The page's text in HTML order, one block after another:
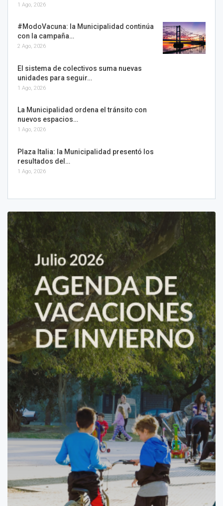
1 Ago, 2026
#ModoVacuna: la Municipalidad continúa
con la campaña…
2 Ago, 2026
El sistema de colectivos suma nuevas
unidades para seguir…
1 Ago, 2026
La Municipalidad ordena el tránsito con
nuevos espacios…
1 Ago, 2026
Plaza Italia: la Municipalidad presentó los
resultados del…
1 Ago, 2026